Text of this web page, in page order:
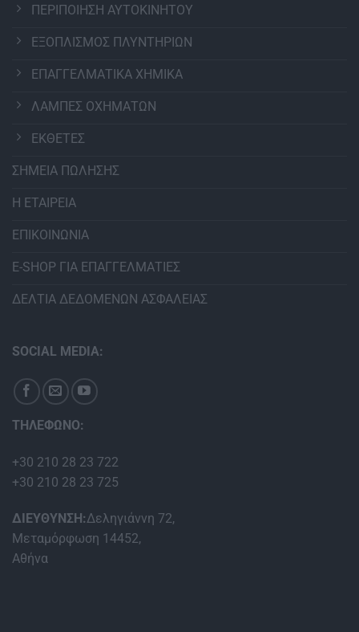
ΠΕΡΙΠΟΙΗΣΗ ΑΥΤΟΚΙΝΗΤΟΥ
ΕΞΟΠΛΙΣΜΟΣ ΠΛΥΝΤΗΡΙΩΝ
ΕΠΑΓΓΕΛΜΑΤΙΚΑ ΧΗΜΙΚΑ
ΛΑΜΠΕΣ ΟΧΗΜΑΤΩΝ
ΕΚΘΕΤΕΣ
ΣΗΜΕΙΑ ΠΩΛΗΣΗΣ
Η ΕΤΑΙΡΕΙΑ
ΕΠΙΚΟΙΝΩΝΙΑ
E-SHOP ΓΙΑ ΕΠΑΓΓΕΛΜΑΤΙΕΣ
ΔΕΛΤΙΑ ΔΕΔΟΜΕΝΩΝ ΑΣΦΑΛΕΙΑΣ
SOCIAL MEDIA:
ΤΗΛΕΦΩΝΟ:
+30 210 28 23 722
+30 210 28 23 725
ΔΙΕΥΘΥΝΣΗ:Δεληγιάννη 72,
Μεταμόρφωση 14452,
Αθήνα